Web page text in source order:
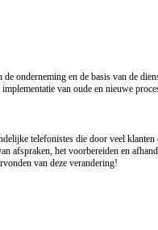
onderneming en de basis van de
van oude en nieuwe
telefonistes die door veel
het voorbereiden en
van deze verandering!